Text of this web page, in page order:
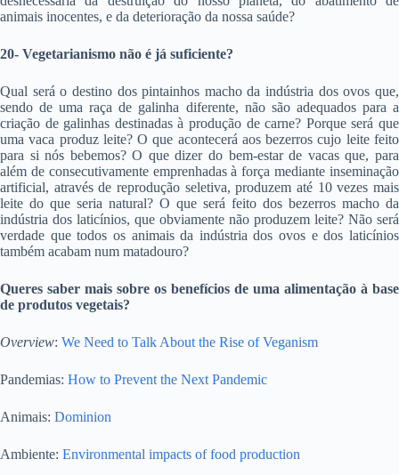
animais inocentes, e da deterioração da nossa saúde?
20- Vegetarianismo não é já suficiente?
Qual será o destino dos pintainhos macho da indústria dos ovos que,
sendo de uma raça de galinha diferente, não são adequados para a
criação de galinhas destinadas à produção de carne? Porque será que
uma vaca produz leite? O que acontecerá aos bezerros cujo leite feito
para si nós bebemos? O que dizer do bem-estar de vacas que, para
além de consecutivamente emprenhadas à força mediante inseminação
artificial, através de reprodução seletiva, produzem até 10 vezes mais
leite do que seria natural? O que será feito dos bezerros macho da
indústria dos laticínios, que obviamente não produzem leite? Não será
verdade que todos os animais da indústria dos ovos e dos laticínios
também acabam num matadouro?
Queres saber mais sobre os benefícios de uma alimentação à base
de produtos vegetais?
Overview: We Need to Talk About the Rise of Veganism
Pandemias: How to Prevent the Next Pandemic
Animais: Dominion
Ambiente: Environmental impacts of food production